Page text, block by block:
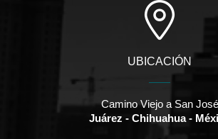
UBICACIÓN
Camino Viejo a San José
Juárez - Chihuahua -